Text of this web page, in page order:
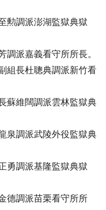
勲調派澎湖監獄典獄
調派嘉義看守所所長。
組長杜聰典調派新竹看
蘇維闊調派雲林監獄典
泉調派武陵外役監獄典
勇調派基隆監獄典獄
德調派苗栗看守所所